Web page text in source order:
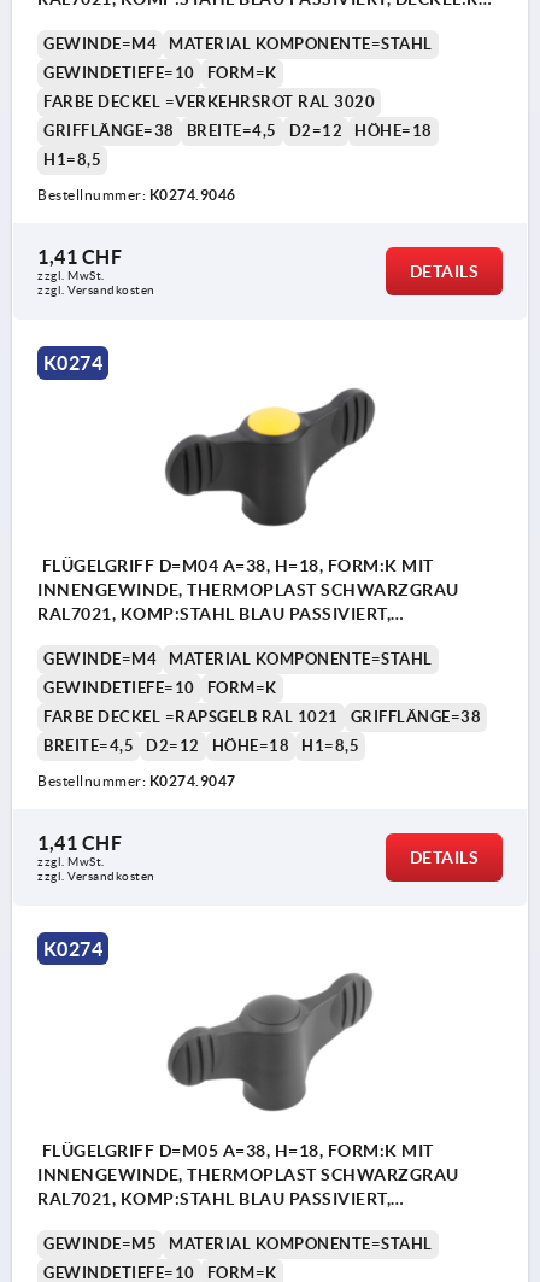
GEWINDE=M4
MATERIAL KOMPONENTE=STAHL
GEWINDETIEFE=10
FORM=K
FARBE DECKEL =VERKEHRSROT RAL 3020
GRIFFLÄNGE=38
BREITE=4,5 D2=12
HÖHE=18
H1=8,5
Bestellnummer: K0274.9046
1,41 CHF
zzgl. MwSt.
zzgl. Versandkosten
DETAILS
K0274
FLÜGELGRIFF D=M04 A=38, H=18, FORM:K MIT
INNENGEWINDE, THERMOPLAST SCHWARZGRAU
RAL7021, KOMP:STAHL BLAU PASSIVIERT,
GEWINDE=M4
MATERIAL KOMPONENTE=STAHL
GEWINDETIEFE=10
FORM=K
FARBE DECKEL =RAPSGELB RAL 1021
GRIFFLÄNGE=38
BREITE=4,5
D2=12 HÖHE=18 H1=8,5
Bestellnummer: K0274.9047
1,41 CHF
zzgl. MwSt.
zzgl. Versandkosten
DETAILS
K0274
FLÜGELGRIFF D=M05 A=38, H=18, FORM:K MIT
INNENGEWINDE, THERMOPLAST SCHWARZGRAU
RAL7021, KOMP:STAHL BLAU PASSIVIERT,
GEWINDE=M5
MATERIAL KOMPONENTE=STAHL
GEWINDETIEFE=10
FORM=K